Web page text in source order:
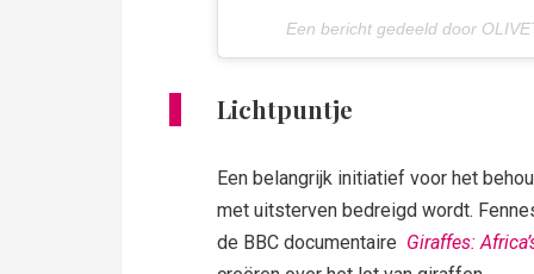
Een bericht gedeeld door
Lichtpuntje
Een belangrijk initiatief voor het
met uitsterven bedreigd wordt.
de BBC documentaire Giraffes: